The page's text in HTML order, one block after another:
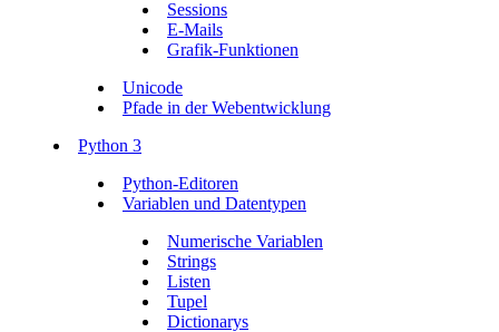
Sessions
E-Mails
Grafik-Funktionen
Unicode
Pfade in der Webentwicklung
Python 3
Python-Editoren
Variablen und Datentypen
Numerische Variablen
Strings
Listen
Tupel
Dictionarys